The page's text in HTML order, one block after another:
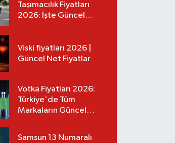
Taşımacılık Fiyatları
2026: İşte Güncel
Viski fiyatları 2026 |
Güncel Net Fiyatlar
Votka Fiyatları 2026:
Türkiye'de Tüm
Markaların Güncel
Samsun 13 Numaralı